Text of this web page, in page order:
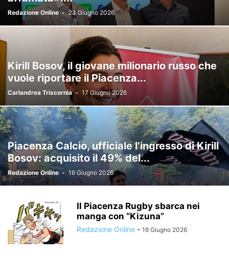
SCUOLA & UNIVERSITÀ SINDACATI SPORT TECNOLOGIA
TRASPORTO TURISMO & VIAGGI VIDEO
Redazione Online - 23 Giugno 2026
Kirill Bosov, il giovane milionario russo che
vuole riportare il Piacenza...
Carlandrea Triscornia - 17 Giugno 2026
Piacenza Calcio, ufficiale l’ingresso di Kirill
Bosov: acquisito il 49% del...
Redazione Online - 16 Giugno 2026
Il Piacenza Rugby sbarca nei
manga con “Kizuna”
Redazione Online - 16 Giugno 2026